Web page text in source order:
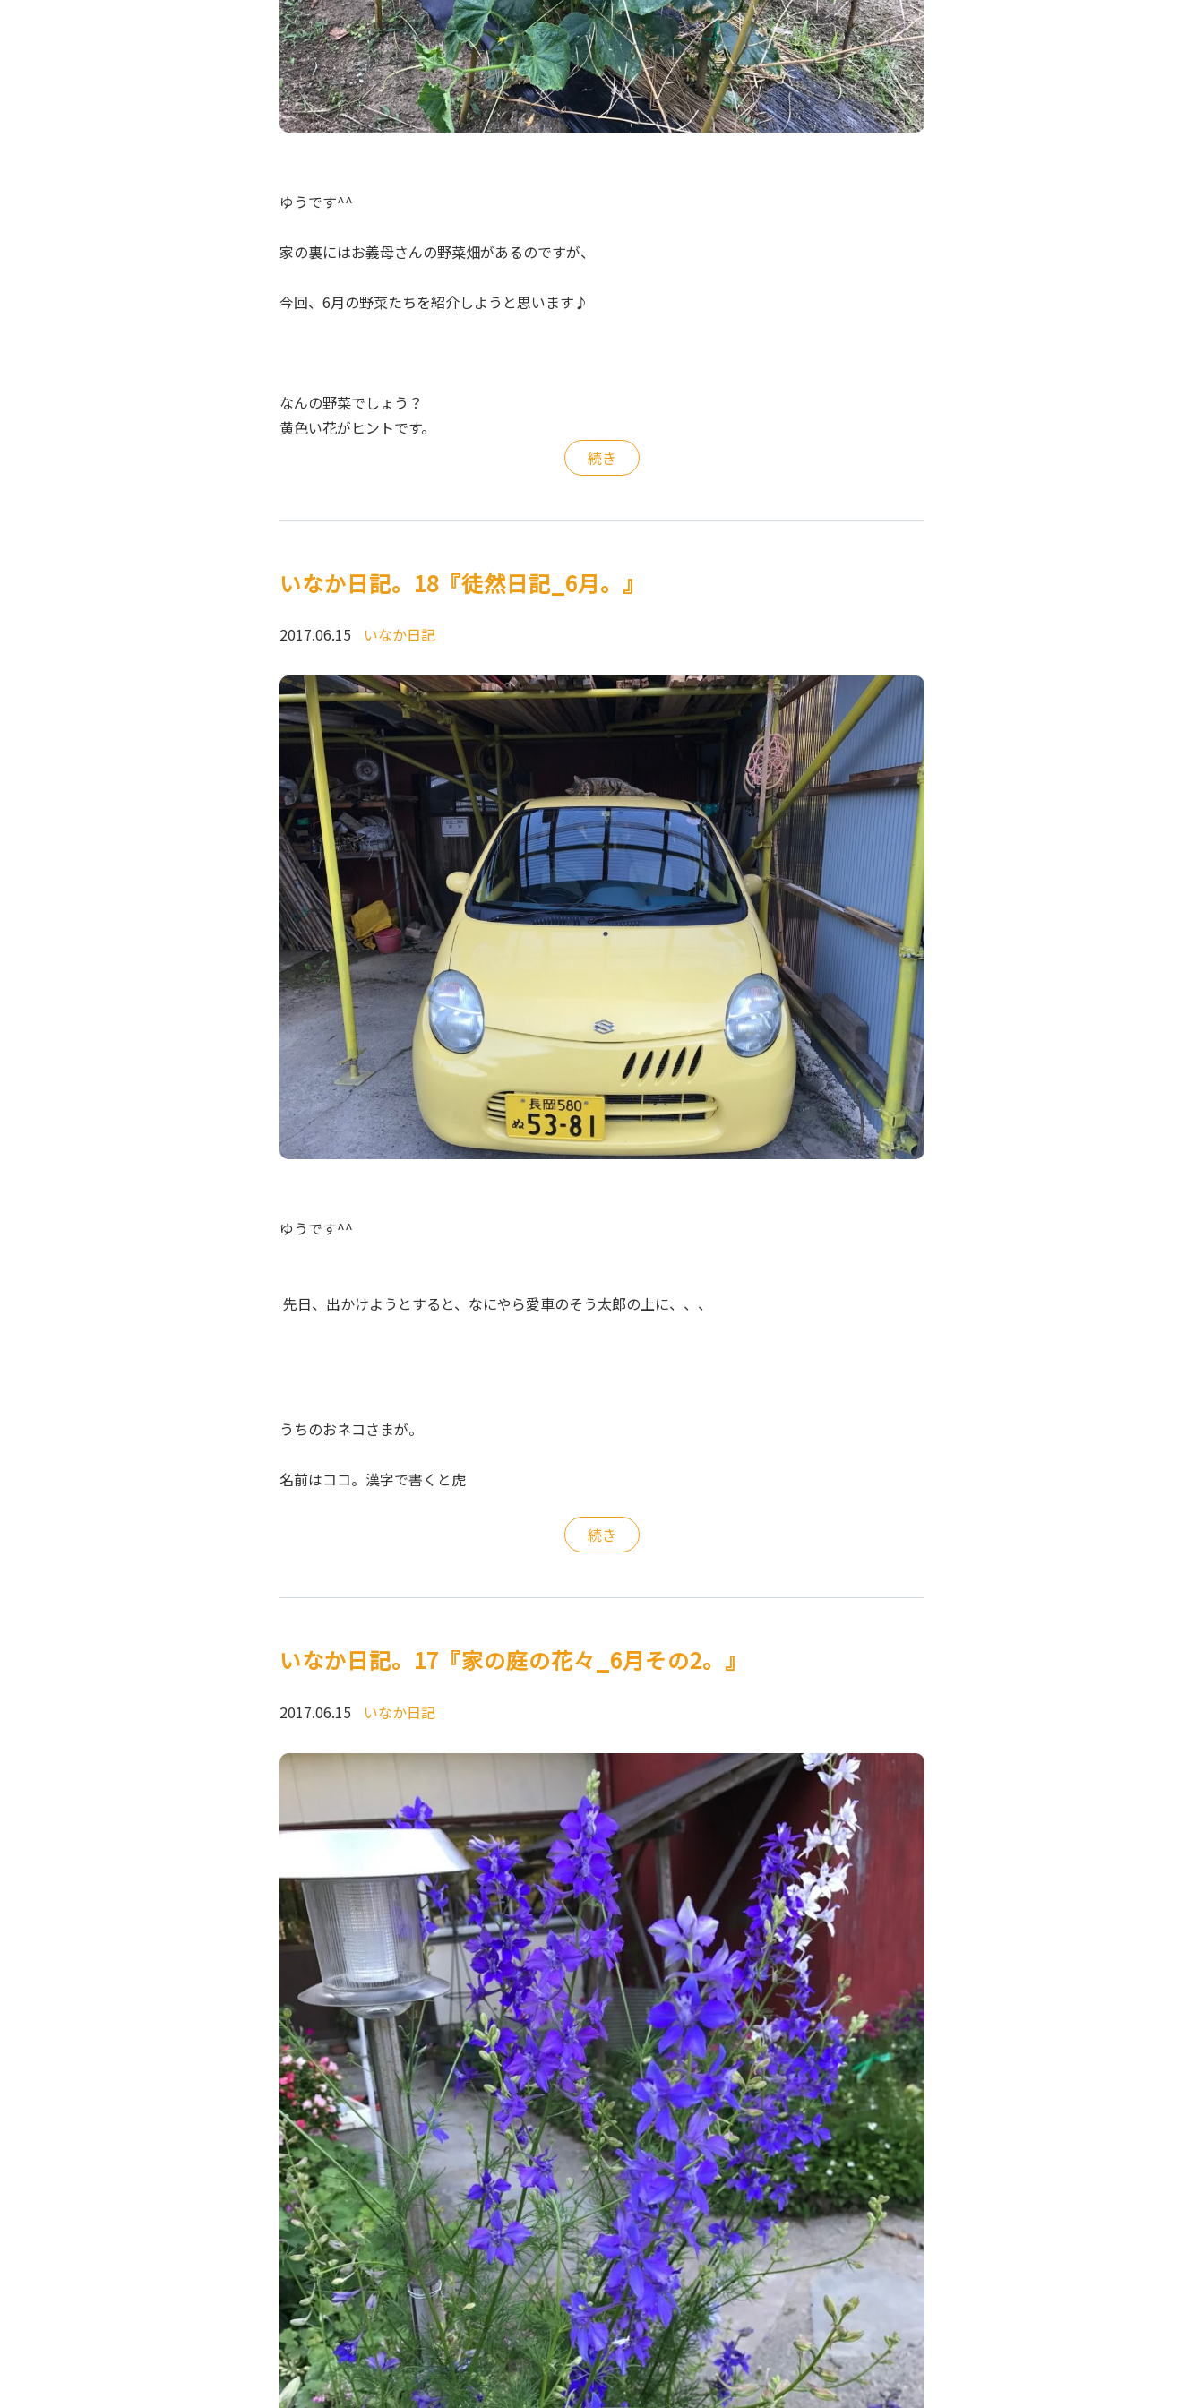
ゆうです^^
家の裏にはお義母さんの野菜畑があるのですが、
今回、6月の野菜たちを紹介しようと思います♪
なんの野菜でしょう？
黄色い花がヒントです。
続き
いなか日記。18『徒然日記_6月。』
2017.06.15 いなか日記
ゆうです^^
先日、出かけようとすると、なにやら愛車のそう太郎の上に、、、
うちのおネコさまが。
名前はココ。漢字で書くと虎
続き
いなか日記。17『家の庭の花々_6月その2。』
2017.06.15 いなか日記